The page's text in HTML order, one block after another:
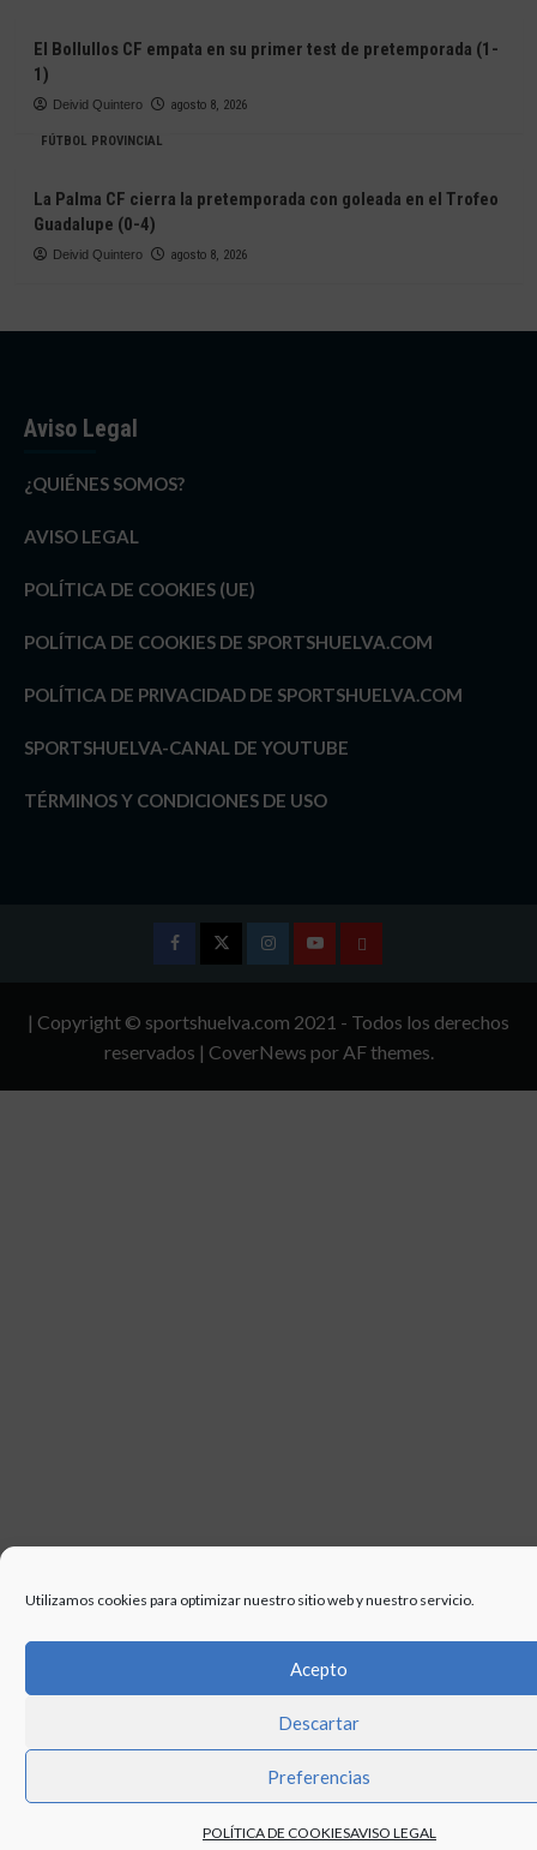
Utilizamos cookies para optimizar nuestro sitio web y nuestro servicio.
Acepto
Descartar
Preferencias
POLÍTICA DE COOKIESAVISO LEGAL
El Bollullos CF empata en su primer test de pretemporada (1-
1)
Deivid Quintero agosto 8, 2026
FÚTBOL PROVINCIAL
La Palma CF cierra la pretemporada con goleada en el Trofeo
Guadalupe (0-4)
Deivid Quintero agosto 8, 2026
Aviso Legal
¿QUIÉNES SOMOS?
AVISO LEGAL
POLÍTICA DE COOKIES (UE)
POLÍTICA DE COOKIES DE SPORTSHUELVA.COM
POLÍTICA DE PRIVACIDAD DE SPORTSHUELVA.COM
SPORTSHUELVA-CANAL DE YOUTUBE
TÉRMINOS Y CONDICIONES DE USO
InstagramYoutubeTÉRMINOS
CONDICIONES
| Copyright © sportshuelva.com 2021 - Todos los derechos
reservados | CoverNews por AF themes.